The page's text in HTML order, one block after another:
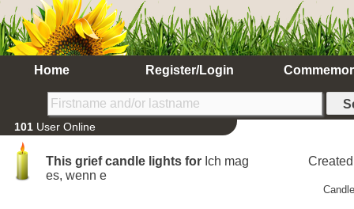
Home Register/Login
101 User Online
This grief candle lights for Ich mag
es, wenn e